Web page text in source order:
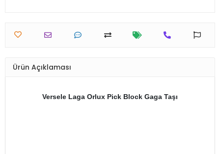
Ürün Açıklaması
Versele Laga Orlux Pick Block Gaga Taşı